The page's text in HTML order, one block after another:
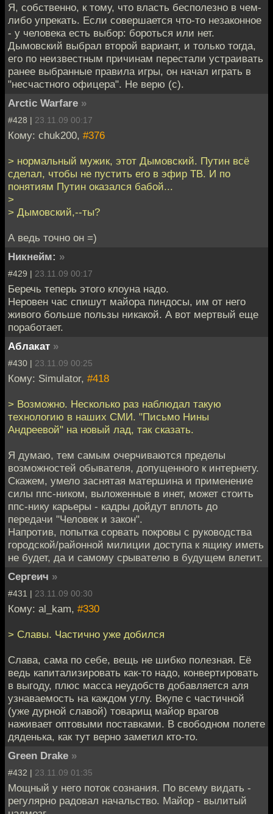
Я, собственно, к тому, что власть бесполезно в чем-
либо упрекать. Если совершается что-то незаконное
- у человека есть выбор: бороться или нет.
Дымовский выбрал второй вариант, и только тогда,
его по неизвестным причинам перестали устраивать
ранее выбранные правила игры, он начал играть в
"несчастного офицера". Не верю (с).
Arctic Warfare »
#428 | 23.11.09 00:17
Кому: chuk200, #376
> нормальный мужик, этот Дымовский. Путин всё
сделал, чтобы не пустить его в эфир ТВ. И по
понятиям Путин оказался бабой...
>
> Дымовский,--ты?
А ведь точно он =)
Никнейм: »
#429 | 23.11.09 00:17
Беречь теперь этого клоуна надо.
Неровен час спишут майора пиндосы, им от него
живого больше пользы никакой. А вот мертвый еще
поработает.
Аблакат »
#430 | 23.11.09 00:25
Кому: Simulator, #418
> Возможно. Несколько раз наблюдал такую
технологию в наших СМИ. "Письмо Нины
Андреевой" на новый лад, так сказать.
Я думаю, тем самым очерчиваются пределы
возможностей обывателя, допущенного к интернету.
Скажем, умело заснятая матершина и применение
силы ппс-ником, выложенные в инет, может стоить
ппс-нику карьеры - кадры дойдут вплоть до
передачи "Человек и закон".
Напротив, попытка сорвать покровы с руководства
городской/районной милиции доступа к ящику иметь
не будет, да и самому срывателю в будущем влетит.
Сергеич »
#431 | 23.11.09 00:30
Кому: al_kam, #330
> Славы. Частично уже добился
Слава, сама по себе, вещь не шибко полезная. Её
ведь капитализировать как-то надо, конвертировать
в выгоду, плюс масса неудобств добавляется аля
узнаваемость на каждом углу. Вкупе с частичной
(уже дурной славой) товарищ майор врагов
наживает оптовыми поставками. В свободном полете
дяденька, как тут верно заметил кто-то.
Green Drake »
#432 | 23.11.09 01:35
Мощный у него поток сознания. По всему видать -
регулярно радовал начальство. Майор - вылитый